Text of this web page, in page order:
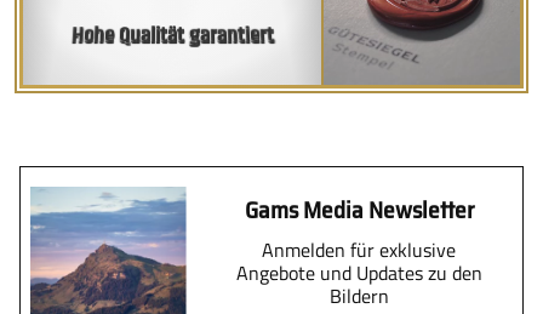
Hohe Qualität garantiert
Gams Media Newsletter
Anmelden für exklusive
Angebote und Updates zu den
Bildern